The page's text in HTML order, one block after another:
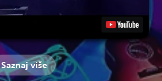
Saznaj više